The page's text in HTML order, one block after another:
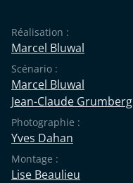
Réalisation :
Marcel Bluwal
Scénario :
Marcel Bluwal
Jean-Claude Grumberg
Photographie :
Yves Dahan
Montage :
Lise Beaulieu